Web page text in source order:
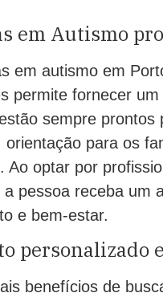
em Autismo
em autismo em
permite fornecer
sempre
orientação para os
Ao optar por
pessoa receba um
e bem-estar.
personalizado
benefícios de